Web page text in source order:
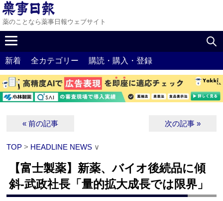
薬のことなら薬事日報ウェブサイト
新着 全カテゴリー 購読・購入・登録
« 前の記事 次の記事 »
TOP > HEADLINE NEWS ∨
【富士製薬】新薬、バイオ後続品に傾
斜‐武政社長「量的拡大成長では限界」